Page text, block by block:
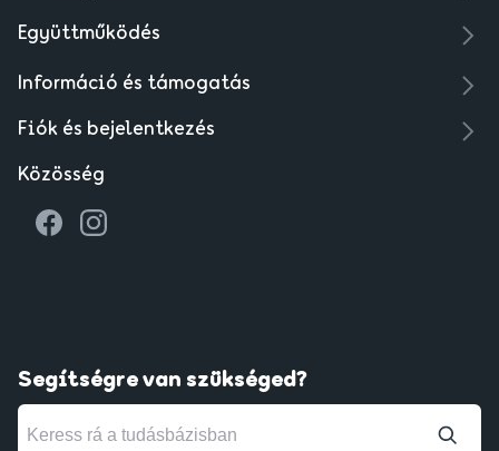
Együttműködés
Információ és támogatás
Fiók és bejelentkezés
Közösség
Segítségre van szükséged?